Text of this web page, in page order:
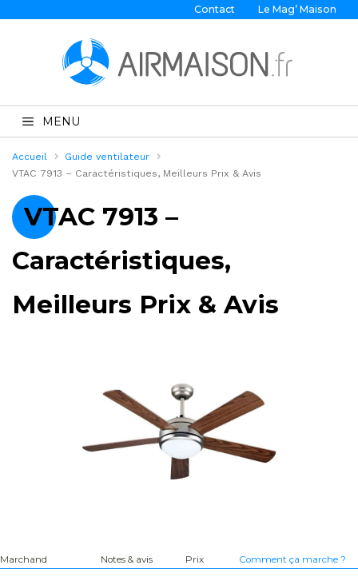
Contact Le Mag’ Maison
MENU
Accueil
Guide ventilateur
VTAC 7913 – Caractéristiques, Meilleurs Prix & Avis
VTAC 7913 –
Caractéristiques,
Meilleurs Prix & Avis
Marchand Notes & avis Prix Comment ça marche ?